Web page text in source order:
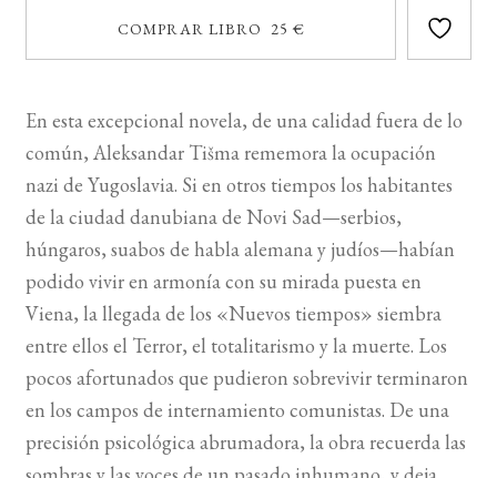
COMPRAR LIBRO 25 €
En esta excepcional novela, de una calidad fuera de lo
común, Aleksandar Tišma rememora la ocupación
nazi de Yugoslavia. Si en otros tiempos los habitantes
de la ciudad danubiana de Novi Sad—serbios,
húngaros, suabos de habla alemana y judíos—habían
podido vivir en armonía con su mirada puesta en
Viena, la llegada de los «Nuevos tiempos» siembra
entre ellos el Terror, el totalitarismo y la muerte. Los
pocos afortunados que pudieron sobrevivir terminaron
en los campos de internamiento comunistas. De una
precisión psicológica abrumadora, la obra recuerda las